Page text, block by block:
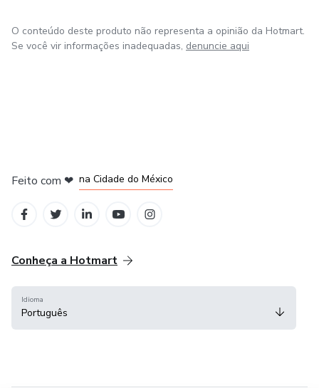
O conteúdo deste produto não representa a opinião da Hotmart.
Se você vir informações inadequadas, denuncie aqui
Feito com ❤ na Cidade do México
Conheça a Hotmart
Idioma
Português